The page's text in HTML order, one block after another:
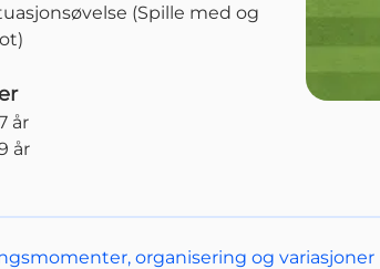
(Spille med og
år
år
organisering og variasjoner